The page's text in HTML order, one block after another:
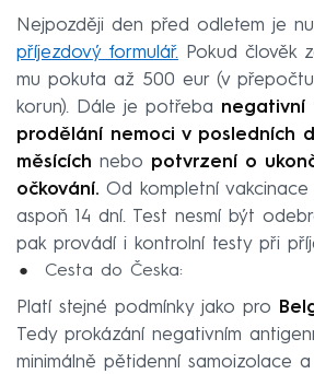
Nejpozději den před odletem je
příjezdový formulář. Pokud člověk
mu pokuta až 500 eur (v
korun). Dále je potřeba negativní
prodělání nemoci v posledních
měsících nebo potvrzení o
očkování. Od kompletní vakcinace
aspoň 14 dní. Test nesmí být
pak provádí i kontrolní testy při
Cesta do Česka:
Platí stejné podmínky jako pro
Tedy prokázání negativním
minimálně pětidenní samoizolace